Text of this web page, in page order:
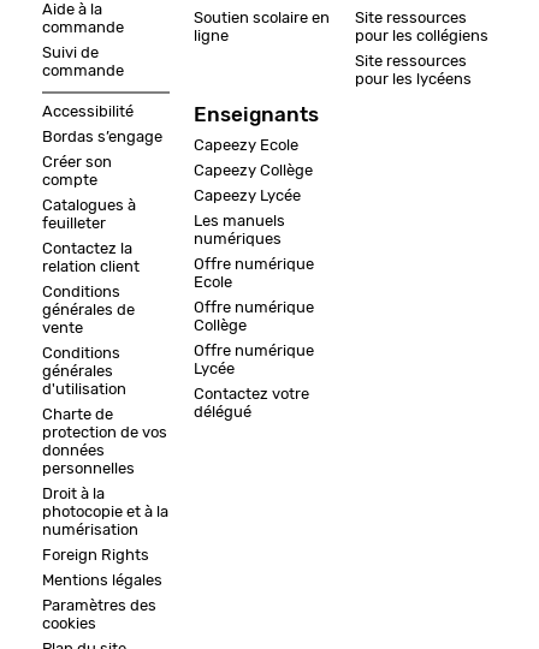
Aide à la
commande
Suivi de
commande
Accessibilité
Bordas s’engage
Créer son
compte
Catalogues à
feuilleter
Contactez la
relation client
Conditions
générales de
vente
Conditions
générales
d'utilisation
Charte de
protection de vos
données
personnelles
Droit à la
photocopie et à la
numérisation
Foreign Rights
Mentions légales
Paramètres des
cookies
Soutien scolaire en
ligne
Enseignants
Capeezy Ecole
Capeezy Collège
Capeezy Lycée
Les manuels
numériques
Offre numérique
Ecole
Offre numérique
Collège
Offre numérique
Lycée
Contactez votre
délégué
Site ressources
pour les collégiens
Site ressources
pour les lycéens